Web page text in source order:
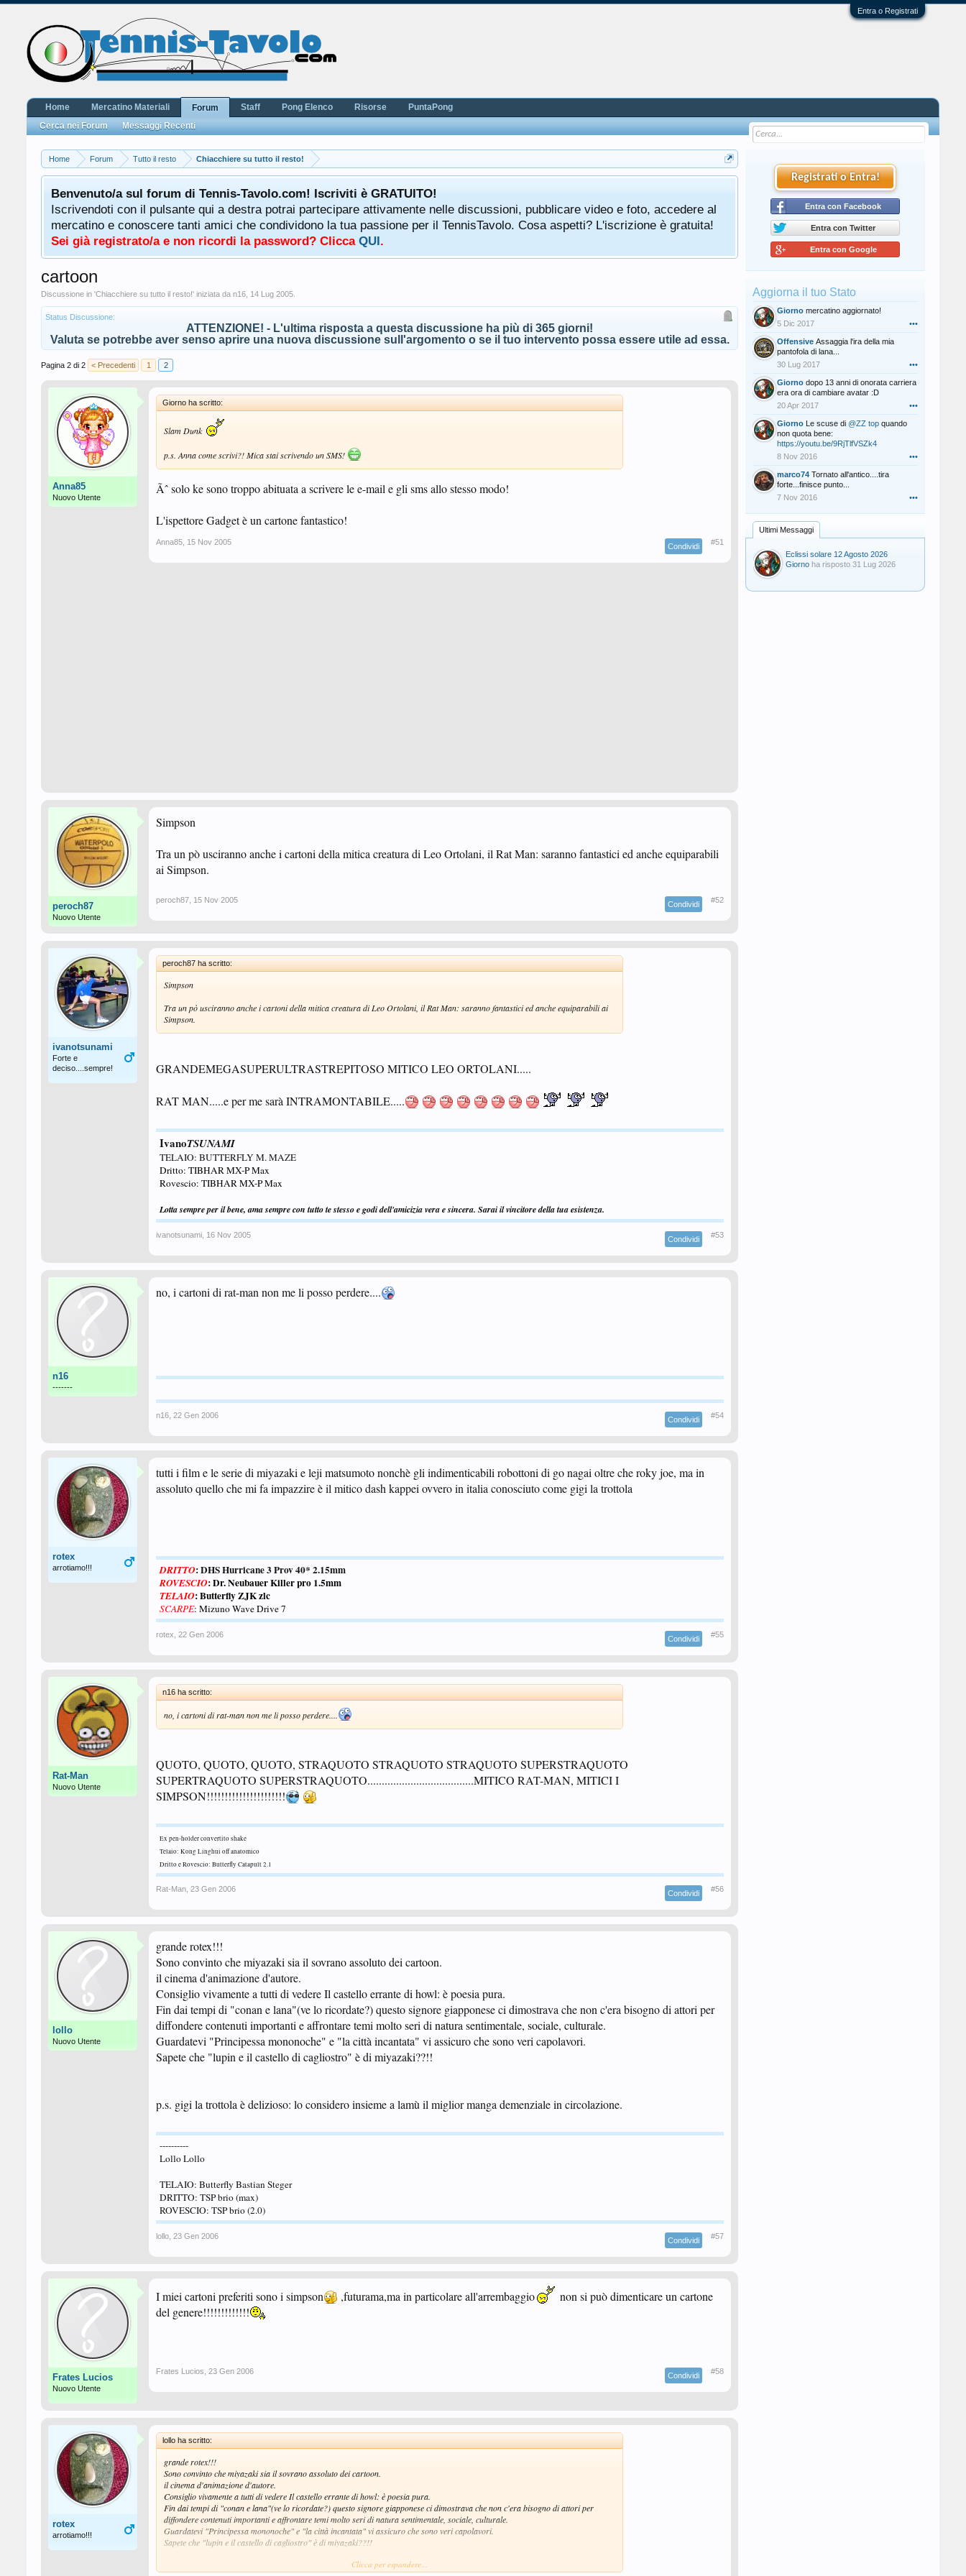
Entra o Registrati
Home Forum Tutto il resto Chiacchiere su tutto il resto!
Benvenuto/a sul forum di Tennis-Tavolo.com! Iscriviti è GRATUITO!
Iscrivendoti con il pulsante qui a destra potrai partecipare attivamente nelle discussioni, pubblicare video e foto, accedere al
mercatino e conoscere tanti amici che condividono la tua passione per il TennisTavolo. Cosa aspetti? L'iscrizione è gratuita!
Sei già registrato/a e non ricordi la password? Clicca QUI.
cartoon
Discussione in 'Chiacchiere su tutto il resto!' iniziata da n16 14 Lug 2005
Status Discussione:
ATTENZIONE! - L'ultima risposta a questa discussione ha più di 365 giorni!
Valuta se potrebbe aver senso aprire una nuova discussione sull'argomento o se il tuo intervento possa essere utile ad essa.
Pagina 2 di 2 < Precedenti 1 2
Anna85
Nuovo Utente
Giorno ha scritto:
Slam Dunk
p.s. Anna come scrivi?! Mica stai scrivendo un SMS!
Ãˆ solo ke sono troppo abituata a scrivere le e-mail e gli sms allo stesso modo!
L'ispettore Gadget è un cartone fantastico!
Anna85 15 Nov 2005 Condividi #51
peroch87
Nuovo Utente
Simpson
Tra un pò usciranno anche i cartoni della mitica creatura di Leo Ortolani, il Rat Man: saranno fantastici ed anche equiparabili
ai Simpson.
peroch87 15 Nov 2005 Condividi #52
ivanotsunami
Forte e
deciso....sempre!
peroch87 ha scritto:
Simpson
Tra un pò usciranno anche i cartoni della mitica creatura di Leo Ortolani, il Rat Man: saranno fantastici ed anche equiparabili ai
Simpson.
GRANDEMEGASUPERULTRASTREPITOSO MITICO LEO ORTOLANI.....
RAT MAN.....e per me sarà INTRAMONTABILE.....
IvanoTSUNAMI
TELAIO: BUTTERFLY M. MAZE
Dritto: TIBHAR MX-P Max
Rovescio: TIBHAR MX-P Max
Lotta sempre per il bene, ama sempre con tutto te stesso e godi dell'amicizia vera e sincera. Sarai il vincitore della tua esistenza.
ivanotsunami 16 Nov 2005 Condividi #53
n16
-------
no, i cartoni di rat-man non me li posso perdere....
n16 22 Gen 2006 Condividi #54
rotex
arrotiamo!!!
tutti i film e le serie di miyazaki e leji matsumoto nonchè gli indimenticabili robottoni di go nagai oltre che roky joe, ma in
assoluto quello che mi fa impazzire è il mitico dash kappei ovvero in italia conosciuto come gigi la trottola
DRITTO: DHS Hurricane 3 Prov 40* 2.15mm
ROVESCIO:Dr. Neubauer Killer pro 1.5mm
TELAIO: Butterfly ZJK zlc
SCARPE: Mizuno Wave Drive 7
rotex 22 Gen 2006 Condividi #55
Rat-Man
Nuovo Utente
n16 ha scritto:
no, i cartoni di rat-man non me li posso perdere....
QUOTO, QUOTO, QUOTO, STRAQUOTO STRAQUOTO STRAQUOTO SUPERSTRAQUOTO
SUPERTRAQUOTO SUPERSTRAQUOTO.....................................MITICO RAT-MAN, MITICI I
SIMPSON!!!!!!!!!!!!!!!!!!!!!!
Ex pen-holder convertito shake
Telaio: Kong Linghui off anatomico
Dritto e Rovescio: Butterfly Catapult 2.1
Rat-Man 23 Gen 2006 Condividi #56
lollo
Nuovo Utente
grande rotex!!!
Sono convinto che miyazaki sia il sovrano assoluto dei cartoon.
il cinema d'animazione d'autore.
Consiglio vivamente a tutti di vedere Il castello errante di howl: è poesia pura.
Fin dai tempi di "conan e lana"(ve lo ricordate?) questo signore giapponese ci dimostrava che non c'era bisogno di attori per
diffondere contenuti importanti e affrontare temi molto seri di natura sentimentale, sociale, culturale.
Guardatevi "Principessa mononoche" e "la città incantata" vi assicuro che sono veri capolavori.
Sapete che "lupin e il castello di cagliostro" è di miyazaki??!!
p.s. gigi la trottola è delizioso: lo considero insieme a lamù il miglior manga demenziale in circolazione.
----------
Lollo Lollo
TELAIO: Butterfly Bastian Steger
DRITTO: TSP brio (max)
ROVESCIO: TSP brio (2.0)
lollo 23 Gen 2006 Condividi #57
Frates Lucios
Nuovo Utente
I miei cartoni preferiti sono i simpson ,futurama,ma in particolare all'arrembaggio
non si può dimenticare un cartone
del genere!!!!!!!!!!!!!
Frates Lucios 23 Gen 2006 Condividi #58
rotex
arrotiamo!!!
lollo ha scritto:
grande rotex!!!
Sono convinto che miyazaki sia il sovrano assoluto dei cartoon.
il cinema d'animazione d'autore.
Consiglio vivamente a tutti di vedere Il castello errante di howl: è poesia pura.
Fin dai tempi di "conan e lana"(ve lo ricordate?) questo signore giapponese ci dimostrava che non c'era bisogno di attori per
diffondere contenuti importanti e affrontare temi molto seri di natura sentimentale, sociale, culturale.
Guardatevi "Principessa mononoche" e "la città incantata" vi assicuro che sono veri capolavori.
Sapete che "lupin e il castello di cagliostro" è di miyazaki??!!
Clicca per espandere...
Registrati o Entra!
Entra con Facebook
Entra con Twitter
Entra con Google
Aggiorna il tuo Stato
Giorno mercatino aggiornato!
5 Dic 2017
•••
Offensive Assaggia l'ira della mia
pantofola di lana...
30 Lug 2017
•••
Giorno dopo 13 anni di onorata carriera
era ora di cambiare avatar :D
20 Apr 2017
•••
Giorno Le scuse di @ZZ top quando
non quota bene:
https://youtu.be/9RjTlfVSZk4
8 Nov 2016
•••
marco74 Tornato all'antico....tira
forte...finisce punto...
7 Nov 2016
•••
Ultimi Messaggi
Eclissi solare 12 Agosto 2026
Giorno ha risposto 31 Lug 2026
Home Mercatino Materiali
Forum
Cerca nei Forum
Messaggi Recenti
Staff Pong Elenco Risorse PuntaPong